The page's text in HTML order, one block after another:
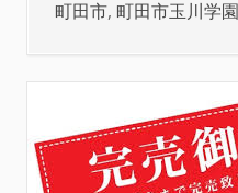
町田市, 町田市玉川学園